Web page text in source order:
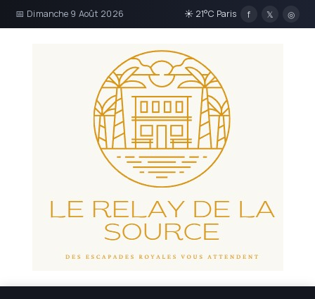
📅 Dimanche 9 Août 2026 ☀ 21°C Paris f 𝕏 ◎